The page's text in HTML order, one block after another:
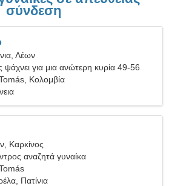
σύνδεση
Λέων
ψάχνει για μια ανώτερη κυρία 49-56
Κολομβία
Καρκίνος
αναζητά γυναίκα
Πατίνια